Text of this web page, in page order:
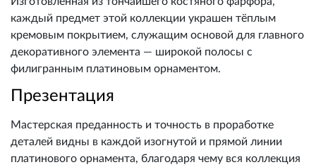
каждый предмет этой коллекции украшен тёплым
кремовым покрытием, служащим основой для главного
декоративного элемента — широкой полосы с
филигранным платиновым орнаментом.
Презентация
Мастерская преданность и точность в проработке
деталей видны в каждой изогнутой и прямой линии
платинового орнамента, благодаря чему вся коллекция